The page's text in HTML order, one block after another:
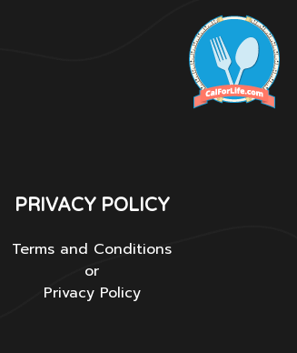
PRIVACY POLICY
Terms and Conditions
or
Privacy Policy